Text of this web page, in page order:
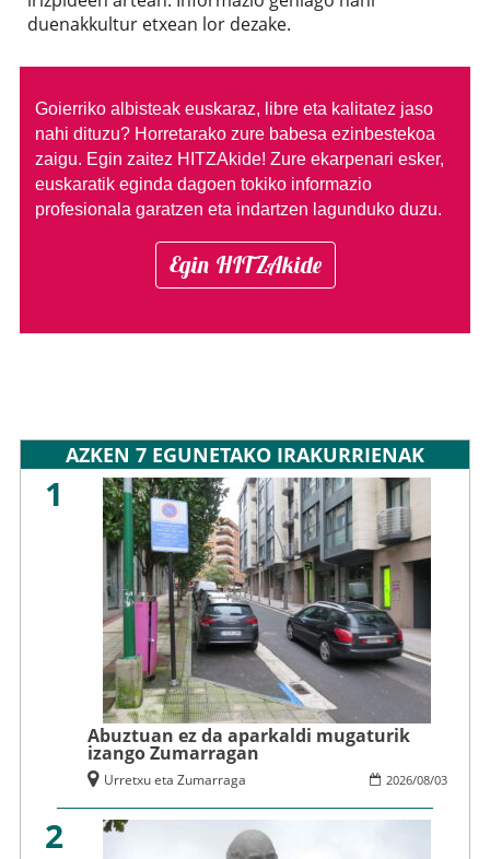
duenakkultur etxean lor dezake.
Goierriko albisteak euskaraz, libre eta kalitatez jaso
nahi dituzu? Horretarako zure babesa ezinbestekoa
zaigu. Egin zaitez HITZAkide! Zure ekarpenari esker,
euskaratik eginda dagoen tokiko informazio
profesionala garatzen eta indartzen lagunduko duzu.
Egin HITZAkide
AZKEN 7 EGUNETAKO IRAKURRIENAK
1
Abuztuan ez da aparkaldi mugaturik
izango Zumarragan
2026/08/03
Urretxu eta Zumarraga
2